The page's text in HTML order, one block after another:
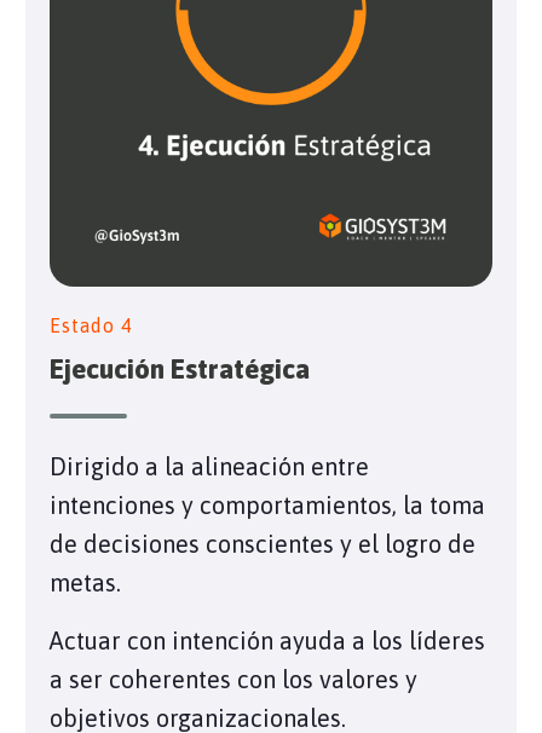
Estado 4
Ejecución Estratégica
Dirigido a la alineación entre
intenciones y comportamientos, la toma
de decisiones conscientes y el logro de
metas.
Actuar con intención ayuda a los líderes
a ser coherentes con los valores y
objetivos organizacionales.